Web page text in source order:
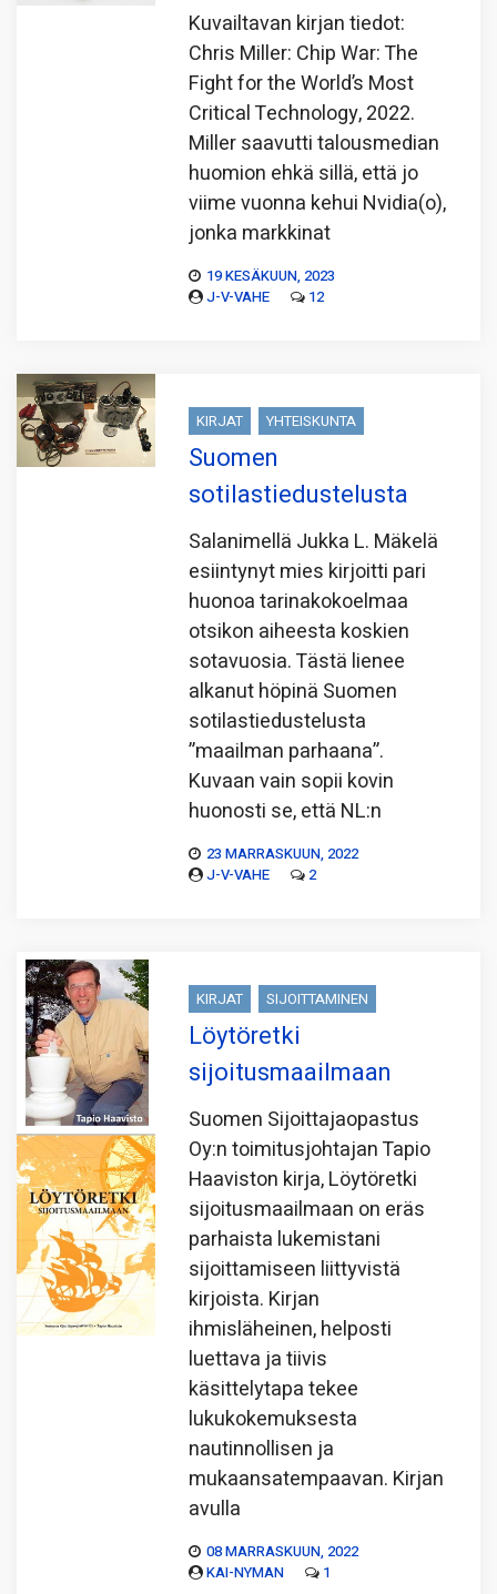
Kuvailtavan kirjan tiedot:
Chris Miller: Chip War: The
Fight for the World’s Most
Critical Technology, 2022.
Miller saavutti talousmedian
huomion ehkä sillä, että jo
viime vuonna kehui Nvidia(o),
jonka markkinat
19 KESÄKUUN, 2023
J-V-VAHE
12
KIRJAT YHTEISKUNTA
Suomen
sotilastiedustelusta
Salanimellä Jukka L. Mäkelä
esiintynyt mies kirjoitti pari
huonoa tarinakokoelmaa
otsikon aiheesta koskien
sotavuosia. Tästä lienee
alkanut höpinä Suomen
sotilastiedustelusta
”maailman parhaana”.
Kuvaan vain sopii kovin
huonosti se, että NL:n
23 MARRASKUUN, 2022
J-V-VAHE
2
KIRJAT SIJOITTAMINEN
Löytöretki
sijoitusmaailmaan
Suomen Sijoittajaopastus
Oy:n toimitusjohtajan Tapio
Haaviston kirja, Löytöretki
sijoitusmaailmaan on eräs
parhaista lukemistani
sijoittamiseen liittyvistä
kirjoista. Kirjan
ihmisläheinen, helposti
luettava ja tiivis
käsittelytapa tekee
lukukokemuksesta
nautinnollisen ja
mukaansatempaavan. Kirjan
avulla
08 MARRASKUUN, 2022
KAI-NYMAN
1